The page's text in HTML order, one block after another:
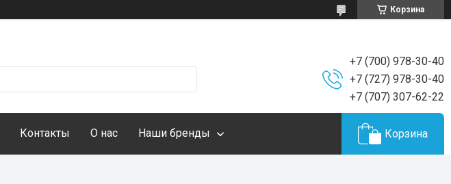
Корзина
+7 (700) 978-30-40
+7 (727) 978-30-40
+7 (707) 307-62-22
Контакты О нас Наши бренды Корзина